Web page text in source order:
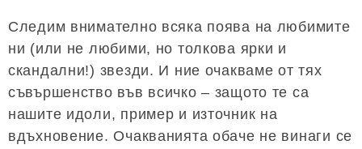
Следим внимателно всяка поява на любимите
ни (или не любими, но толкова ярки и
скандални!) звезди. И ние очакваме от тях
съвършенство във всичко – защото те са
нашите идоли, пример и източник на
вдъхновение. Очакванията обаче не винаги се